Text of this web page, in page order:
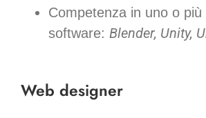
Competenza in uno o
software: Blender, Unity,
Web designer